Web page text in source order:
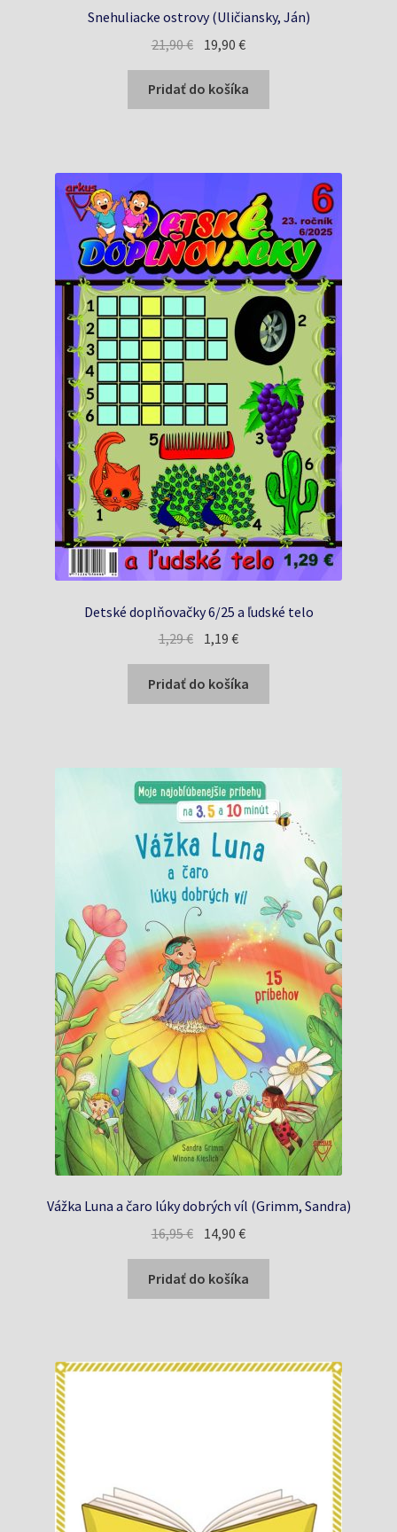
Snehuliacke ostrovy (Uličiansky, Ján)
21,90€ Pôvodná
bola:
21,90 €.
19,90€Aktuálna
je:
19,90 €.
Pridať do košíka
Detské doplňovačky 6/25 a ľudské telo
1,29€ Pôvodná
cena
bola:
1,29 €.
1,19€Aktuálna
cena
je:
1,19 €.
Pridať do košíka
Vážka Luna a čaro lúky dobrých víl (Grimm, Sandra)
16,95€ Pôvodná
cena
bola:
16,95 €.
14,90€Aktuálna
cena
je:
14,90 €.
Pridať do košíka